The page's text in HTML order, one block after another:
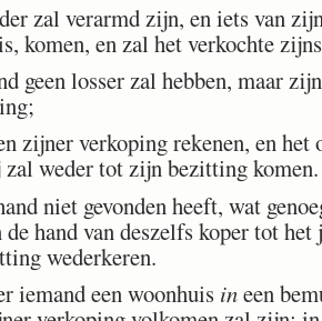
zal verarmd zijn, en iets van
komen, en zal het verkochte
geen losser zal hebben, maar
zijner verkoping rekenen, en
weder tot zijn bezitting komen.
niet gevonden heeft, wat
hand van deszelfs koper tot
wederkeren.
iemand een woonhuis ineen